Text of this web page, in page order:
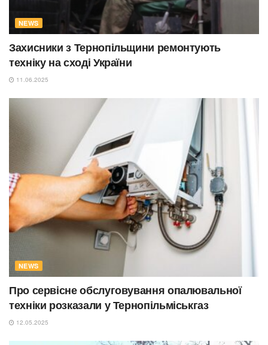
NEWS
Захисники з Тернопільщини ремонтують
техніку на сході України
11.06.2025
NEWS
Про сервісне обслуговування опалювальної
техніки розказали у Тернопільміськгаз
12.05.2025